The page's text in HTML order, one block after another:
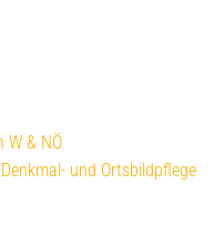
W & NÖ
und Ortsbildpflege